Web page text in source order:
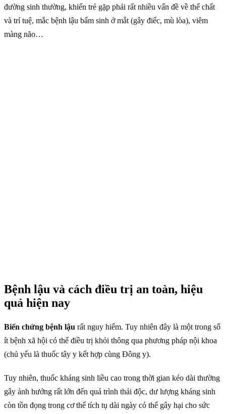
đường sinh thường, khiến trẻ gặp phải rất nhiều vấn đề về thể chất
và trí tuệ, mắc bệnh lậu bẩm sinh ở mắt (gây điếc, mù lòa), viêm
màng não…
Bệnh lậu và cách điều trị an toàn, hiệu
quả hiện nay
Biến chứng bệnh lậu rất nguy hiểm. Tuy nhiên đây là một trong số
ít bệnh xã hội có thể điều trị khỏi thông qua phương pháp nội khoa
(chủ yếu là thuốc tây y kết hợp cùng Đông y).
Tuy nhiên, thuốc kháng sinh liều cao trong thời gian kéo dài thường
gây ảnh hưởng rất lớn đến quá trình thải độc, dư lượng kháng sinh
còn tồn đọng trong cơ thể tích tụ dài ngày có thể gây hại cho sức